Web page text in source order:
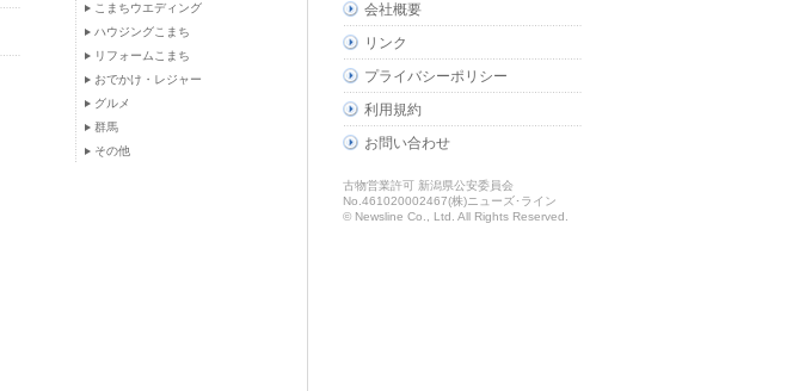
こまちウエディング
ハウジングこまち
リフォームこまち
おでかけ・レジャー
グルメ
群馬
その他
会社概要
リンク
プライバシーポリシー
利用規約
お問い合わせ
古物営業許可 新潟県公安委員会
No.461020002467(株)ニューズ･ライン
© Newsline Co., Ltd. All Rights Reserved.